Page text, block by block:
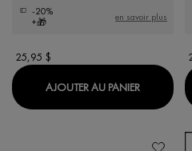
-20%
+🎁
en savoir plus
25,95 $
AJOUTER AU PANIER PURETÉ